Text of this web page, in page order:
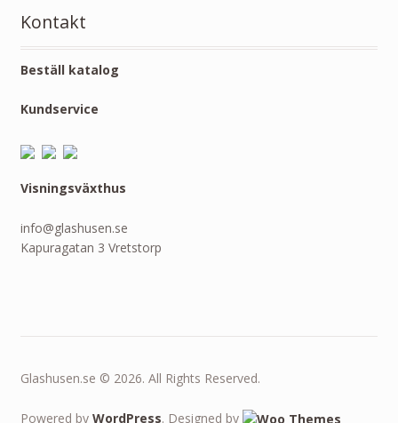
Kontakt
Beställ katalog
Kundservice
Visningsväxthus
info@glashusen.se
Kapuragatan 3 Vretstorp
Glashusen.se © 2026. All Rights Reserved.
Powered by WordPress. Designed by